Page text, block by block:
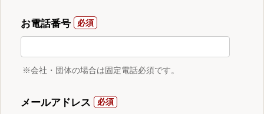
お電話番号
※会社・団体の場合は固定電話必須です。
メールアドレス